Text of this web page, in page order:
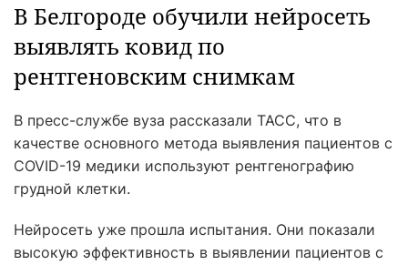
В Белгороде обучили нейросеть
выявлять ковид по
рентгеновским снимкам
В пресс-службе вуза рассказали ТАСС, что в
качестве основного метода выявления пациентов с
COVID-19 медики используют рентгенографию
грудной клетки.
Нейросеть уже прошла испытания. Они показали
высокую эффективность в выявлении пациентов с